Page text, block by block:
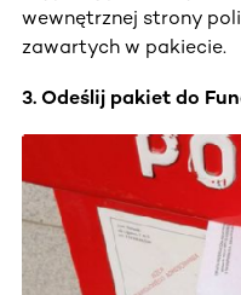
wewnętrznej strony
zawartych w pakiecie.
3. Odeślij pakiet do